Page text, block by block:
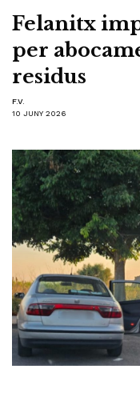
Felanitx
per
residus
F.V.
10 JUNY 2026